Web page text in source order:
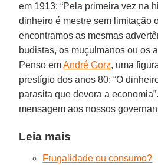
em 1913: “Pela primeira vez na
dinheiro é mestre sem limitação
encontramos as mesmas
budistas, os muçulmanos ou os
Penso emAndré Gorz, uma
prestígio dos anos 80: “O
parasita que devora a
mensagem aos nossos
Leia mais
Frugalidade ou consumo?